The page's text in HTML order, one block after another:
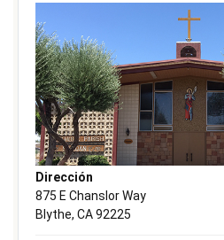
Dirección
875 E Chanslor Way
Blythe, CA 92225